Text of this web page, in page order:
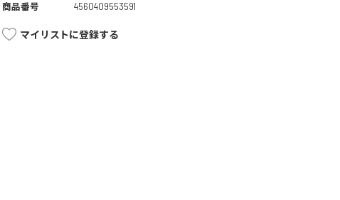
商品番号
4560409553591
マイリストに登録する